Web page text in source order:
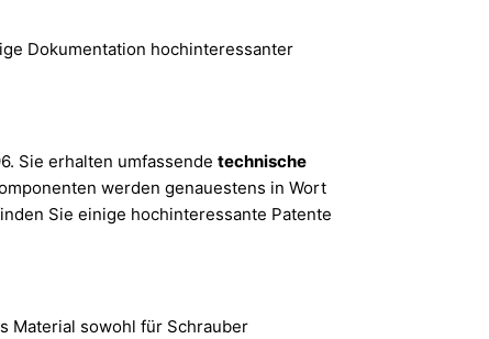
Dokumentation hochinteressanter
Sie erhalten umfassende technische
werden genauestens in Wort
Sie einige hochinteressante Patente
Material sowohl für Schrauber